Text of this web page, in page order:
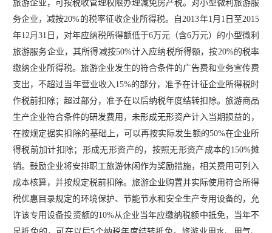
旅游企业，可按税收管理权限办理减免房产税。对小型微利旅游服
务企业，减按20%的税率征收企业所得税。自2013年1月1日至2015
年12月31日，对年应纳税所得额低于6万元（含6万元）的小型微利
旅游服务企业，其所得减按50%计入应纳税所得额，按20%的税率
缴纳企业所得税。旅游企业发生的符合条件的广告费和业务宣传费
支出，不超过当年营业收入15%的部分，准予在计征企业所得税时
作税前扣除；超过部分，准予在以后纳税年度结转扣除。旅游商品
生产企业符合条件的研发费用，未形成无形资产计入当期损益的，
在按规定据实扣除的基础上，可以再按实际发生额的50%在企业所
得税前加计扣除；形成无形资产的，按照无形资产成本的150%摊
销。鼓励企业将安排职工旅游休闲作为奖励措施，相关费用可列入
成本核算，并按规定税前扣除。旅游企业购置并实际使用符合所得
税优惠目录规定的环境保护、节能节水和安全生产专用设备的，允
许该专用设备投资额的10%从企业当年应缴纳税额中抵免，当年不